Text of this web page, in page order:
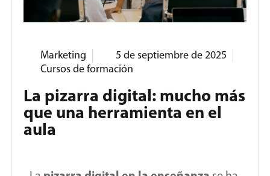
Marketing
5 de septiembre de 2025
Cursos de formación
La pizarra digital: mucho más
que una herramienta en el
aula